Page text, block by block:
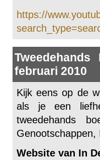
https://
februari 2010
Kijk eens op de
als je een
tweedehands
Website van In